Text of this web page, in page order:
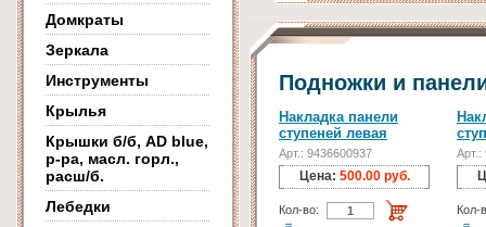
Домкраты
Зеркала
Инструменты
Крылья
Крышки б/б, AD blue,
р-ра, масл. горл.,
расш/б.
Лебедки
Подножки и
Накладка панели
ступеней левая
Арт.: 9436600937
Цена: 500.00 руб.
Кол-во:
Арт.:
Кол-